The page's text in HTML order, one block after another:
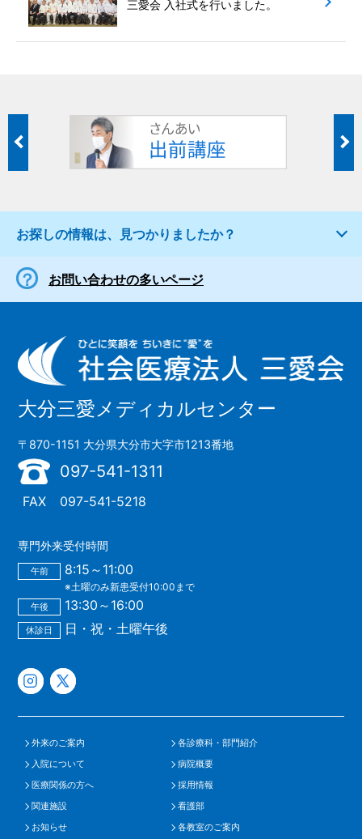
三愛会 入社式を行いました。
お探しの情報は、見つかりましたか？
お問い合わせの多いページ
大分三愛メディカルセンター
〒870-1151 大分県大分市大字市1213番地
097-541-1311
FAX 097-541-5218
専門外来受付時間
午前 8:15～11:00
※土曜のみ新患受付10:00まで
午後 13:30～16:00
休診日 日・祝・土曜午後
外来のご案内
各診療科・部門紹介
入院について
病院概要
医療関係の方へ
採用情報
関連施設
看護部
お知らせ
各教室のご案内